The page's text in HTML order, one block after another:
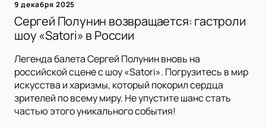
9 декабря 2025
Сергей Полунин возвращается: гастроли
шоу «Satori» в России
Легенда балета Сергей Полунин вновь на
российской сцене с шоу «Satori». Погрузитесь в мир
искусства и харизмы, который покорил сердца
зрителей по всему миру. Не упустите шанс стать
частью этого уникального события!